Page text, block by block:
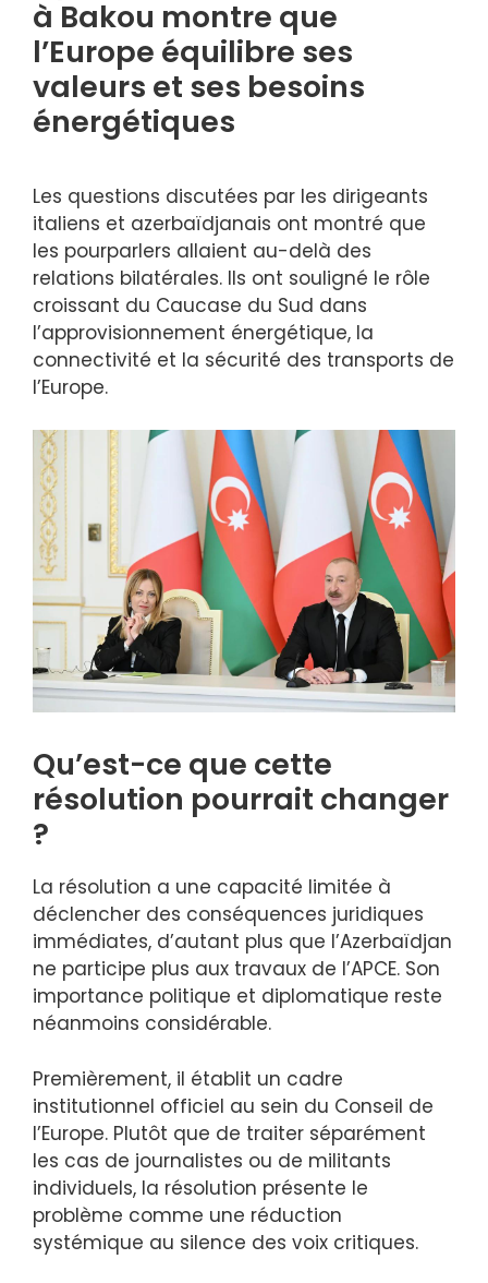
à Bakou montre que
l’Europe équilibre ses
valeurs et ses besoins
énergétiques
Les questions discutées par les dirigeants
italiens et azerbaïdjanais ont montré que
les pourparlers allaient au-delà des
relations bilatérales. Ils ont souligné le rôle
croissant du Caucase du Sud dans
l’approvisionnement énergétique, la
connectivité et la sécurité des transports de
l’Europe.
Qu’est-ce que cette
résolution pourrait changer
?
La résolution a une capacité limitée à
déclencher des conséquences juridiques
immédiates, d’autant plus que l’Azerbaïdjan
ne participe plus aux travaux de l’APCE. Son
importance politique et diplomatique reste
néanmoins considérable.
Premièrement, il établit un cadre
institutionnel officiel au sein du Conseil de
l’Europe. Plutôt que de traiter séparément
les cas de journalistes ou de militants
individuels, la résolution présente le
problème comme une réduction
systémique au silence des voix critiques.